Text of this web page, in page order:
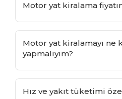
Motor yat kiralama
Motor yat kiralamayı ne
yapmalıyım?
Hız ve yakıt tüketimi